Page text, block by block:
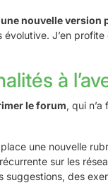
nouvelle version
J’en
à
le forum, qui
une nouvelle
sur les
des